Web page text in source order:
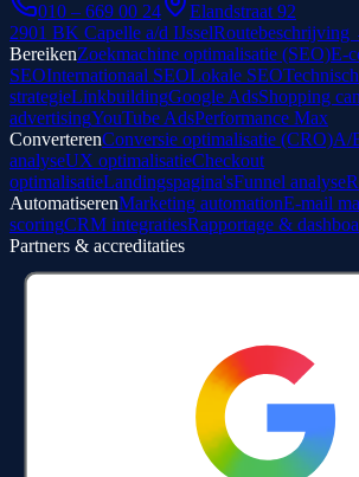
010 – 669 00 24
Elandstraat 92
2901 BK Capelle a/d IJsselRoutebeschrijving
BereikenZoekmachine optimalisatie (SEO)E-
SEOInternationaal SEOLokale SEO
strategieLinkbuildingGoogle AdsShopping
advertisingYouTube AdsPerformance Max
ConverterenConversie optimalisatie (CRO)A/
analyseUX optimalisatieCheckout
optimalisatieLandingspagina'sFunnel analyse
AutomatiserenMarketing automationE-mail
scoringCRM integratiesRapportage &
Partners & accreditaties